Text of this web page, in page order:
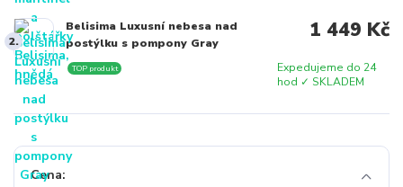
2.
Belisima Luxusní nebesa nad
postýlku s pompony Gray
Expedujeme do 24
hod ✓ SKLADEM
TOP produkt
1 449 Kč
Cena: